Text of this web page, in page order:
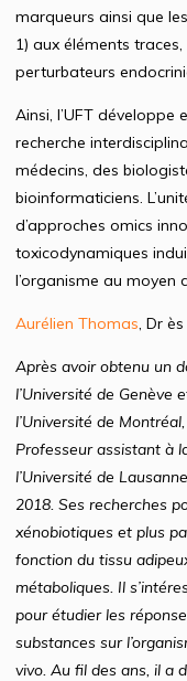
marqueurs ainsi que
1) aux éléments
perturbateurs
Ainsi, l’UFT
recherche
médecins, des
bioinformaticiens.
d’approches omics
toxicodynamiques
l’organisme au moyen
Aurélien Thomas, Dr
Après avoir obtenu un
l’Université de Genève
l’Université de
Professeur assistant à
l’Université de
2018. Ses recherches
xénobiotiques et plus
fonction du tissu
métaboliques. Il
pour étudier les
substances sur
vivo. Au fil des ans, il a